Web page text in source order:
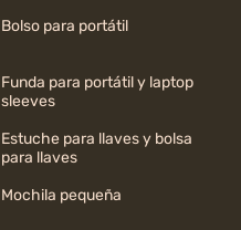
Bolso para portátil
Funda para portátil y laptop
sleeves
Estuche para llaves y bolsa
para llaves
Mochila pequeña